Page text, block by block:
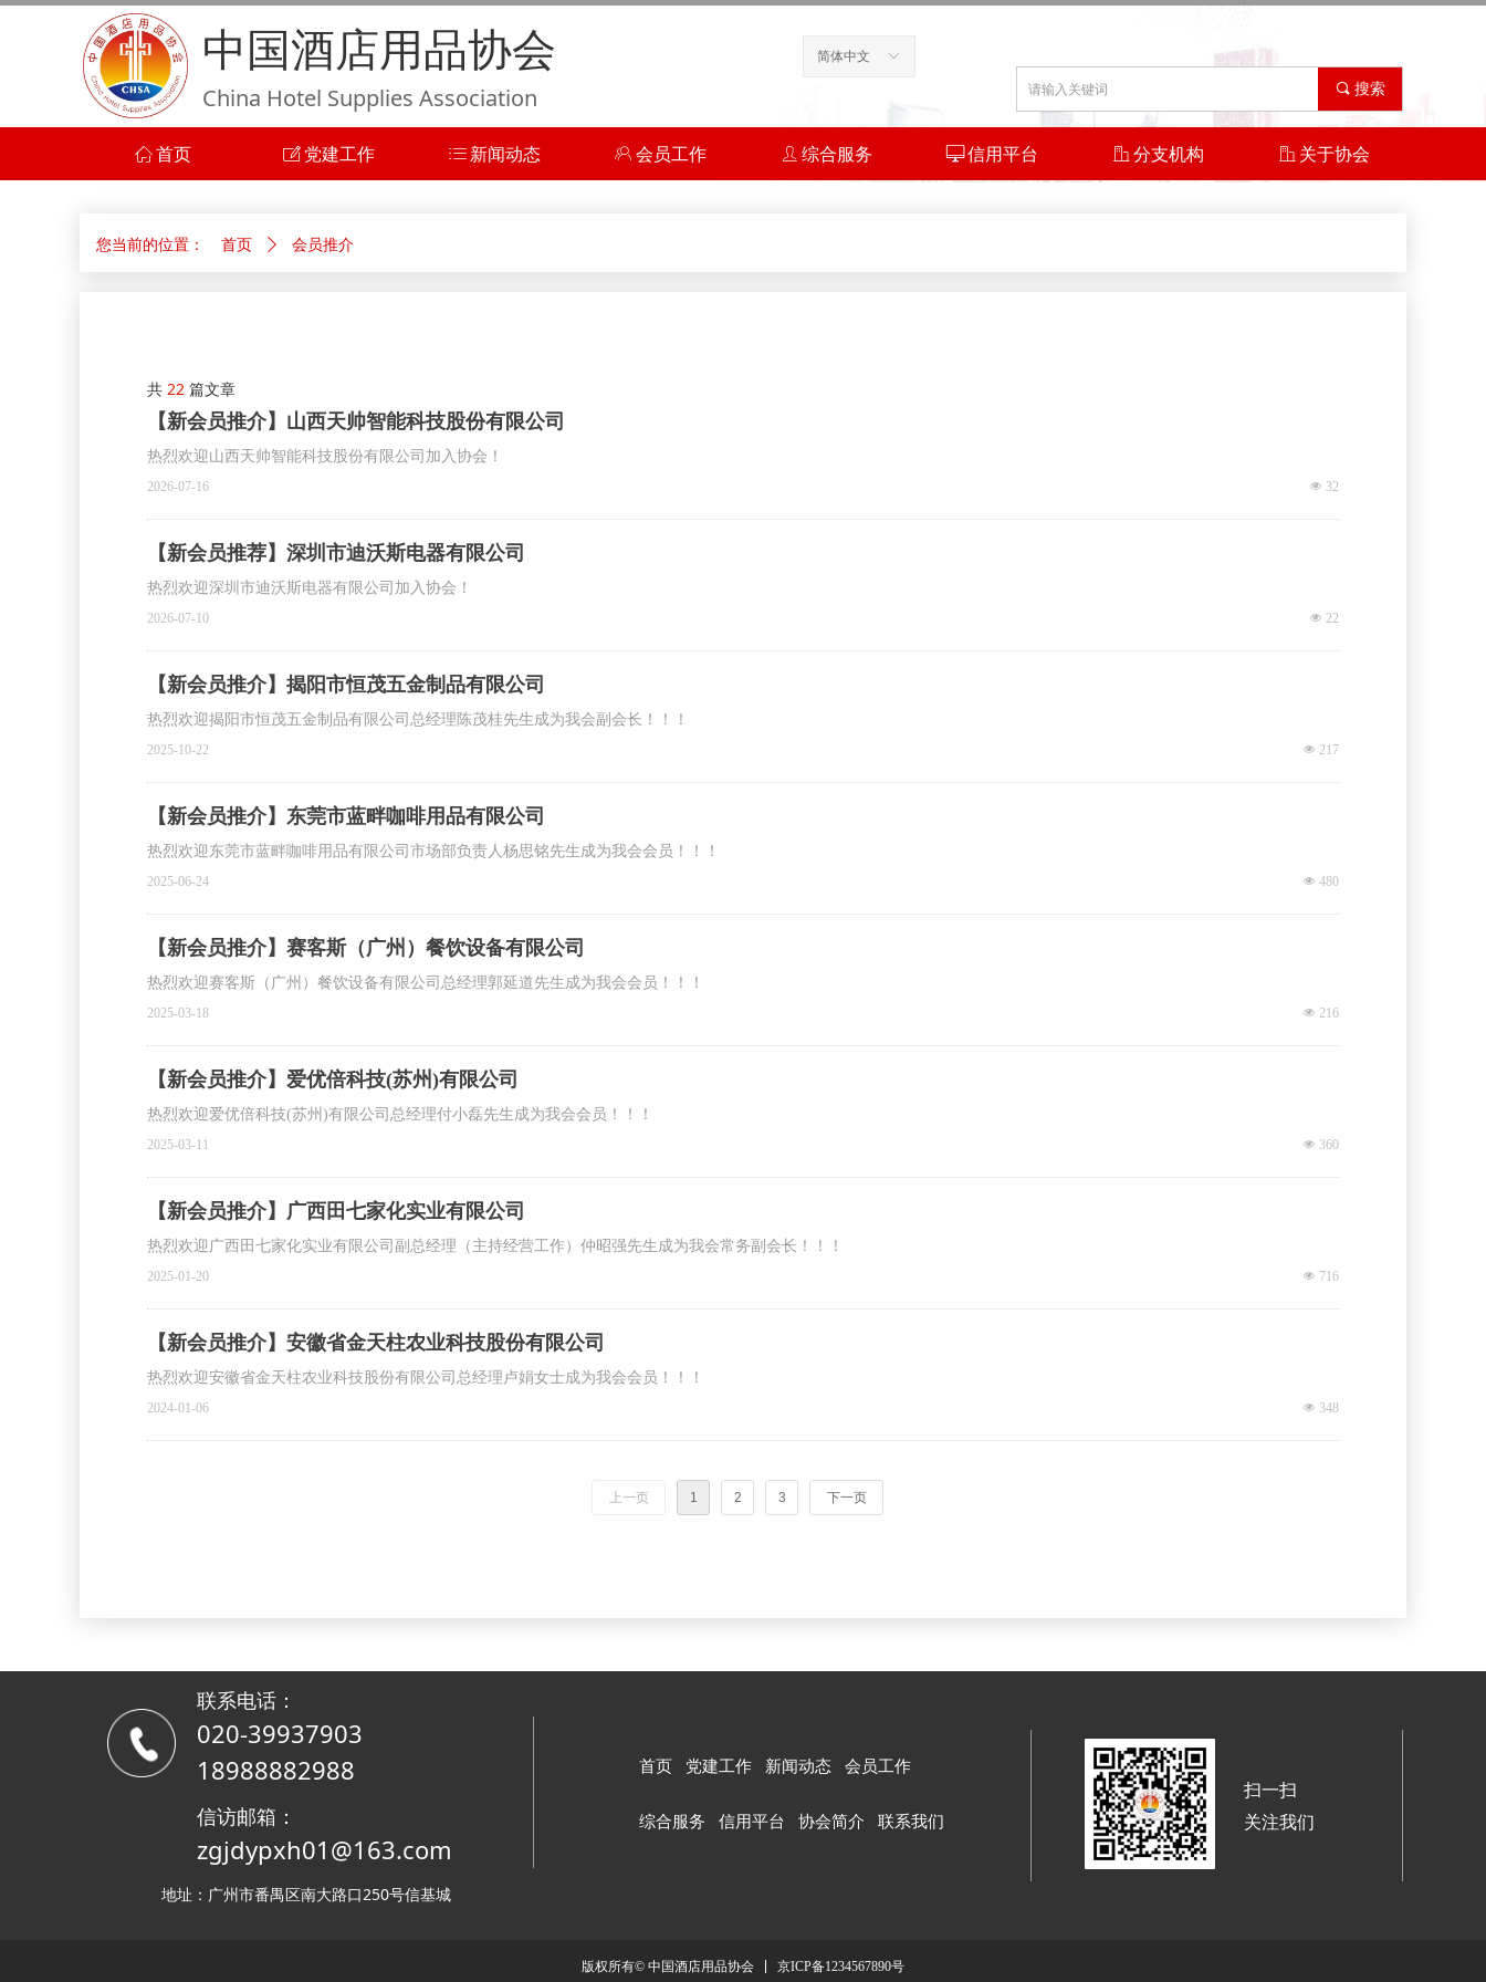
끠 搜索
ꀇ 首页 ꂐ 党建工作 ꂇ 新闻动态 ꁘ 会员工作 ꄑ 综合服务 ꀖ 信用平台 ꀶ 分支机构 ꀶ 关于协会
中国酒店用品协会
China Hotel Supplies Association
ꀅ
简体中文
您当前的位置： 首页 ꄲ 会员推介
共 22 篇文章
【新会员推介】山西天帅智能科技股份有限公司
热烈欢迎山西天帅智能科技股份有限公司加入协会！
넶 32
2026-07-16
【新会员推荐】深圳市迪沃斯电器有限公司
热烈欢迎深圳市迪沃斯电器有限公司加入协会！
넶 22
2026-07-10
【新会员推介】揭阳市恒茂五金制品有限公司
热烈欢迎揭阳市恒茂五金制品有限公司总经理陈茂桂先生成为我会副会长！！！
넶 217
2025-10-22
【新会员推介】东莞市蓝畔咖啡用品有限公司
热烈欢迎东莞市蓝畔咖啡用品有限公司市场部负责人杨思铭先生成为我会会员！！！
넶 480
2025-06-24
【新会员推介】赛客斯（广州）餐饮设备有限公司
热烈欢迎赛客斯（广州）餐饮设备有限公司总经理郭延道先生成为我会会员！！！
넶 216
2025-03-18
【新会员推介】爱优倍科技(苏州)有限公司
热烈欢迎爱优倍科技(苏州)有限公司总经理付小磊先生成为我会会员！！！
넶 360
2025-03-11
【新会员推介】广西田七家化实业有限公司
热烈欢迎广西田七家化实业有限公司副总经理（主持经营工作）仲昭强先生成为我会常务副会长！！！
넶 716
2025-01-20
【新会员推介】安徽省金天柱农业科技股份有限公司
热烈欢迎安徽省金天柱农业科技股份有限公司总经理卢娟女士成为我会会员！！！
넶 348
2024-01-06
上一页 1 2 3 下一页
联系电话：
020-39937903
18988882988
信访邮箱：
zgjdypxh01@163.com
地址：广州市番禺区南大路口250号信基城
首页 党建工作 新闻动态 会员工作
综合服务 信用平台 协会简介 联系我们
扫一扫
关注我们
版权所有© 中国酒店用品协会 京ICP备1234567890号